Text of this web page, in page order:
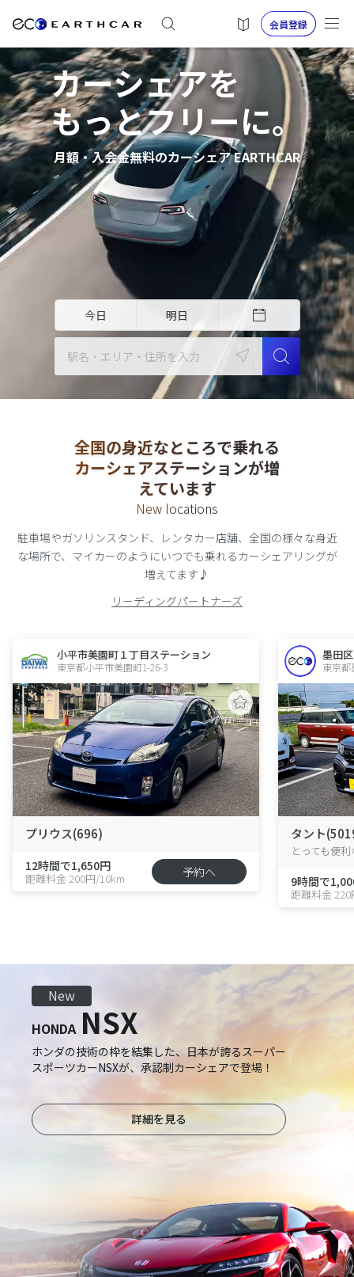
会員登録
カーシェアを
もっとフリーに。
月額・入会金無料のカーシェア EARTHCAR
今日 明日
全国の身近なところで乗れる
カーシェアステーションが増
えています
New locations
駐車場やガソリンスタンド、レンタカー店舗、全国の様々な身近
な場所で、 マイカーのようにいつでも乗れるカーシェアリングが
増えてます♪
リーディングパートナーズ
小平市美園町１丁目ステーション
東京都小平市美園町1-26-3
プリウス(696)
12時間で1,650円
距離料金 200円/10km 予約へ
墨田
東京
タント
9時間で
距離料金
New
HONDA NSX
ホンダの技術の枠を結集した、日本が誇るスーパー
スポーツカーNSXが、承認制カーシェアで登場！
詳細を見る